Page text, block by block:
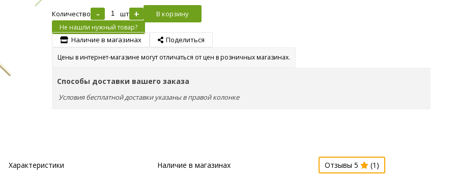
Количество - шт + В корзину
Не нашли нужный товар?
Наличие в магазинах Поделиться
Цены в интернет-магазине могут отличаться от цен в розничных магазинах.
Способы доставки вашего заказа
Условия бесплатной доставки указаны в правой колонке
Характеристики Наличие в магазинах Отзывы 5 (1)